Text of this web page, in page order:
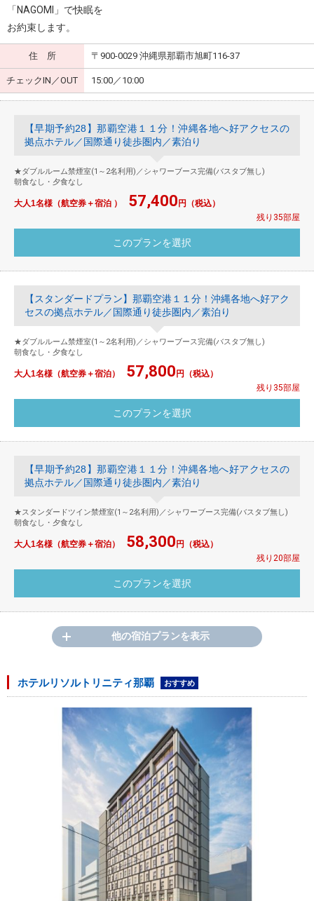
「NAGOMI」で快眠を
お約束します。
住 所 〒900-0029 沖縄県那覇市旭町116-37
チェックIN／OUT 15:00／10:00
【早期予約28】那覇空港１１分！沖縄各地へ好アクセスの
拠点ホテル／国際通り徒歩圏内／素泊り
★ダブルルーム禁煙室(1～2名利用)／シャワーブース完備(バスタブ無し)
朝食なし・夕食なし
大人1名様（航空券＋宿泊 ） 57,400 円（税込）
残り35部屋
【スタンダードプラン】那覇空港１１分！沖縄各地へ好アク
セスの拠点ホテル／国際通り徒歩圏内／素泊り
★ダブルルーム禁煙室(1～2名利用)／シャワーブース完備(バスタブ無し)
朝食なし・夕食なし
大人1名様（航空券＋宿泊） 57,800 円（税込）
残り35部屋
【早期予約28】那覇空港１１分！沖縄各地へ好アクセスの
拠点ホテル／国際通り徒歩圏内／素泊り
★スタンダードツイン禁煙室(1～2名利用)／シャワーブース完備(バスタブ無し)
朝食なし・夕食なし
大人1名様（航空券＋宿泊） 58,300 円（税込）
残り20部屋
他の宿泊プランを表示
ホテルリソルトリニティ那覇 おすすめ